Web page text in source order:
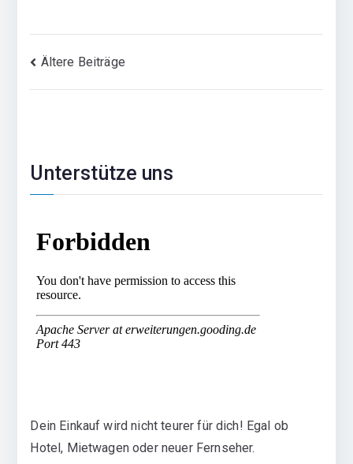
Beitragsnavigation
Ältere Beiträge
Unterstütze uns
Dein Einkauf wird nicht teurer für dich! Egal ob
Hotel, Mietwagen oder neuer Fernseher.